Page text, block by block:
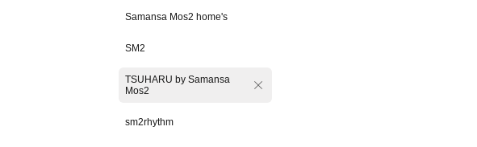
Samansa Mos2 home's
SM2
TSUHARU by Samansa
Mos2
sm2rhythm